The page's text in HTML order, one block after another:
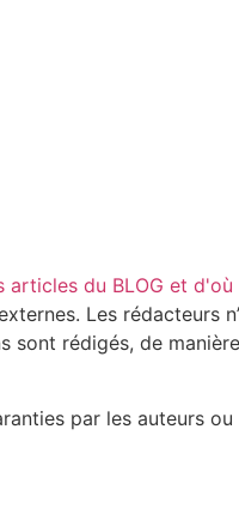
articles du BLOG et
Les rédacteurs
rédigés, de
par les auteurs